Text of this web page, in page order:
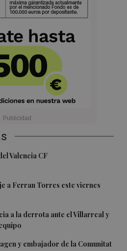
Valencia CF
a Ferran Torres este viernes
a la derrota ante el Villarreal y
y embajador de la Comunitat